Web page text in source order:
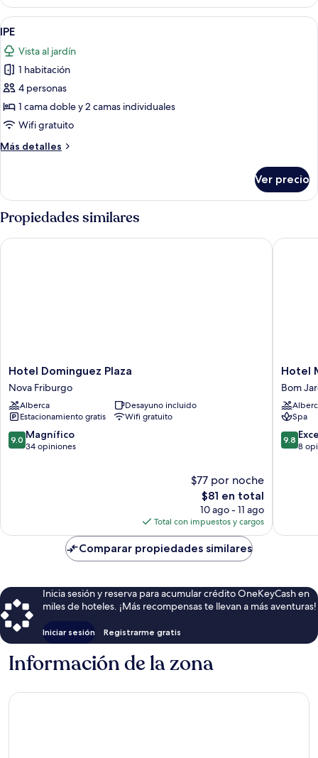
Abrir
todas
las
fotos
de
IPE
Minibar, caja de seguridad en la
13
IPE
Vista al jardín
1 habitación
4 personas
1 cama doble y 2 camas individuales
Wifi gratuito
Más detalles
Más
Ver precio
Propiedades similares
Hotel
Dominguez
Plaza
Nova
Friburgo
Hotel Dominguez Plaza
Nova Friburgo
Alberca
Desayuno incluido
Estacionamiento gratis
Wifi gratuito
9.0
de
9.0 Magnífico
34 opiniones
$77 por noche
El
precio
actual
es
de
$81
$81 en total
10 ago - 11 ago
Total con impuestos y cargos
Hotel Dominguez Plaza
Hotel
Minha
Glória
Bom
Jardim
Hotel
Bom
Spa
9.8
de
9.8
8
Hotel
Comparar propiedades similares
Inicia sesión y reserva para acumular crédito OneKeyCash en
miles de hoteles. ¡Más recompensas te llevan a más aventuras!
Iniciar sesión Registrarme gratis
Información de la zona